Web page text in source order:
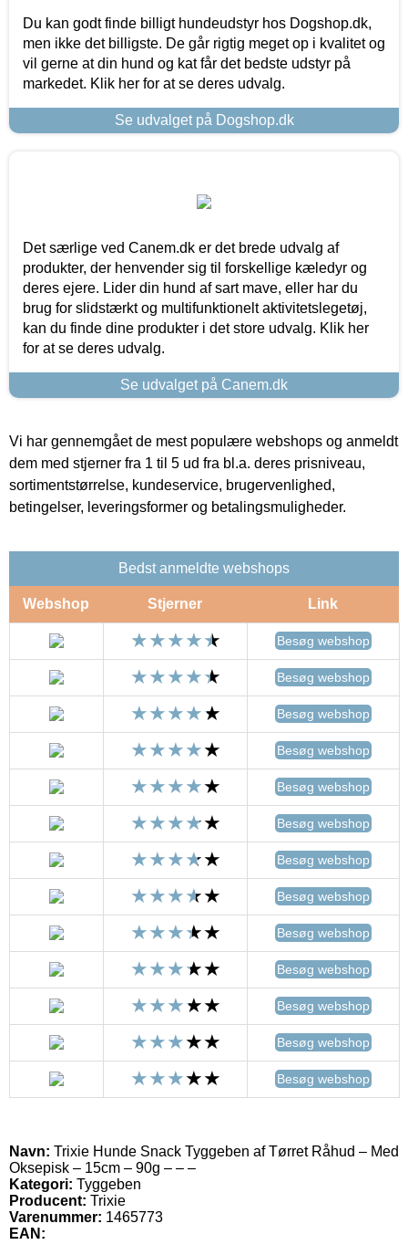
Du kan godt finde billigt hundeudstyr hos Dogshop.dk,
men ikke det billigste. De går rigtig meget op i kvalitet og
vil gerne at din hund og kat får det bedste udstyr på
markedet. Klik her for at se deres udvalg.
Se udvalget på Dogshop.dk
Det særlige ved Canem.dk er det brede udvalg af
produkter, der henvender sig til forskellige kæledyr og
deres ejere. Lider din hund af sart mave, eller har du
brug for slidstærkt og multifunktionelt aktivitetslegetøj,
kan du finde dine produkter i det store udvalg. Klik her
for at se deres udvalg.
Se udvalget på Canem.dk
Vi har gennemgået de mest populære webshops og anmeldt
dem med stjerner fra 1 til 5 ud fra bl.a. deres prisniveau,
sortimentstørrelse, kundeservice, brugervenlighed,
betingelser, leveringsformer og betalingsmuligheder.
Bedst anmeldte webshops
Webshop Stjerner Link
Besøg webshop
Besøg webshop
Besøg webshop
Besøg webshop
Besøg webshop
Besøg webshop
Besøg webshop
Besøg webshop
Besøg webshop
Besøg webshop
Besøg webshop
Besøg webshop
Besøg webshop
Navn: Trixie Hunde Snack Tyggeben af Tørret Råhud – Med
Oksepisk – 15cm – 90g – – –
Kategori: Tyggeben
Producent: Trixie
Varenummer: 1465773
EAN: